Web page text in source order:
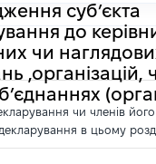
суб’єкта
до
чи
,організацій,
чи членів його
в цьому